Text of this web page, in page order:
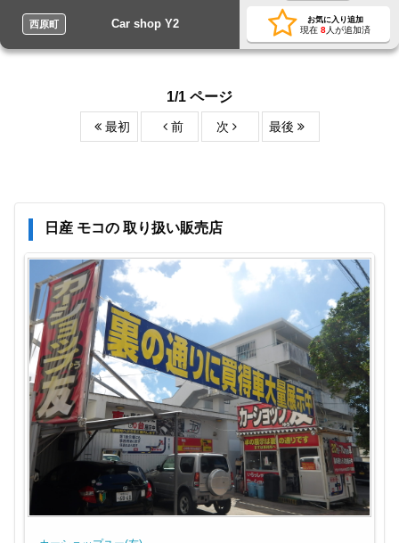
西原町 Car shop Y2 お気に入り追加
現在 8人が追加済
1/1 ページ
最初 前 次 最後
日産 モコの 取り扱い販売店